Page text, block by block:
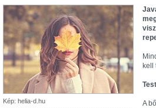
Kép: helia-d.hu
kell
A